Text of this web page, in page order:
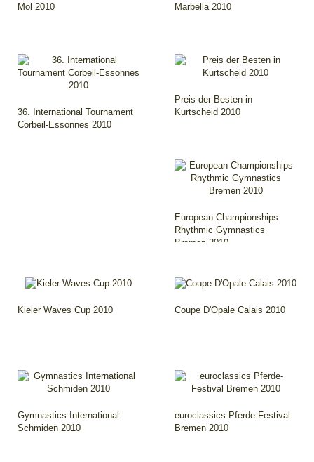
Mol 2010
Marbella 2010
36. International Tournament
Corbeil-Essonnes 2010
Preis der Besten in
Kurtscheid 2010
European Championships
Rhythmic Gymnastics
Bremen 2010
Kieler Waves Cup 2010 Coupe D'Opale Calais 2010
Gymnastics International
Schmiden 2010
euroclassics Pferde-Festival
Bremen 2010